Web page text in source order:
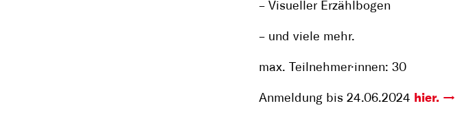
– Visueller Erzählbogen
– und viele mehr.
max. Teilnehmer·innen: 30
Anmeldung bis 24.06.2024 hier.